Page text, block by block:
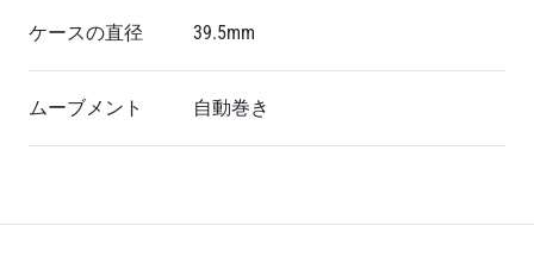
ケースの直径 39.5mm
ムーブメント 自動巻き